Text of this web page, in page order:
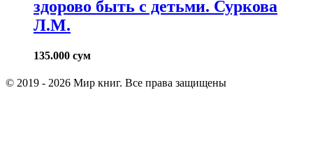
здорово быть с детьми. Суркова
Л.М.
135.000 сум
© 2019 - 2026 Мир книг. Все права защищены